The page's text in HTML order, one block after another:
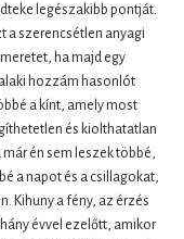
legészakibb pontját.
a szerencsétlen anyagi
ha majd egy
hozzám hasonlót
a kínt, amely most
és kiolthatatlan
én sem leszek többé,
a napot és a csillagokat,
Kihuny a fény, az érzés
évvel ezelőtt, amikor